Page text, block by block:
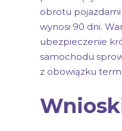
obrotu
wynosi 90 dni.
ubezpieczenie
samochodu
z obowiązku